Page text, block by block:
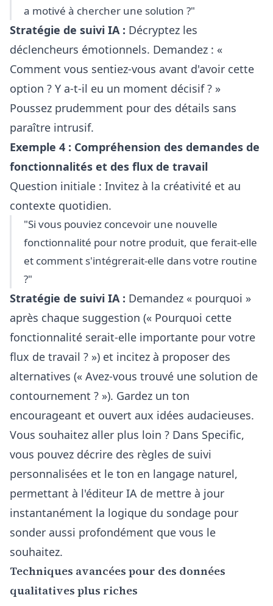
a motivé à chercher une solution ?"
Stratégie de suivi IA : Décryptez les
déclencheurs émotionnels. Demandez : «
Comment vous sentiez-vous avant d'avoir cette
option ? Y a-t-il eu un moment décisif ? »
Poussez prudemment pour des détails sans
paraître intrusif.
Exemple 4 : Compréhension des demandes de
fonctionnalités et des flux de travail
Question initiale : Invitez à la créativité et au
contexte quotidien.
"Si vous pouviez concevoir une nouvelle
fonctionnalité pour notre produit, que ferait-elle
et comment s'intégrerait-elle dans votre routine
?"
Stratégie de suivi IA : Demandez « pourquoi »
après chaque suggestion (« Pourquoi cette
fonctionnalité serait-elle importante pour votre
flux de travail ? ») et incitez à proposer des
alternatives (« Avez-vous trouvé une solution de
contournement ? »). Gardez un ton
encourageant et ouvert aux idées audacieuses.
Vous souhaitez aller plus loin ? Dans Specific,
vous pouvez décrire des règles de suivi
personnalisées et le ton en langage naturel,
permettant à l'éditeur IA de mettre à jour
instantanément la logique du sondage pour
sonder aussi profondément que vous le
souhaitez.
Techniques avancées pour des données
qualitatives plus riches